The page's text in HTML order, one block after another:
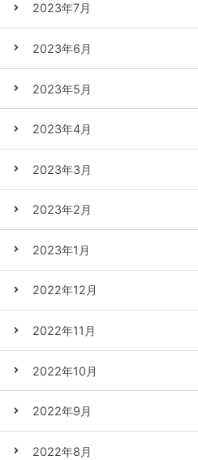
2023年7月
2023年6月
2023年5月
2023年4月
2023年3月
2023年2月
2023年1月
2022年12月
2022年11月
2022年10月
2022年9月
2022年8月